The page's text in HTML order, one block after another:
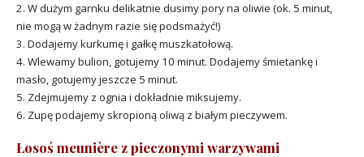
2. W dużym garnku delikatnie dusimy pory na oliwie (ok. 5 minut,
nie mogą w żadnym razie się podsmażyć!)
3. Dodajemy kurkumę i gałkę muszkatołową.
4. Wlewamy bulion, gotujemy 10 minut. Dodajemy śmietankę i
masło, gotujemy jeszcze 5 minut.
5. Zdejmujemy z ognia i dokładnie miksujemy.
6. Zupę podajemy skropioną oliwą z białym pieczywem.
Łosoś meunière z pieczonymi warzywami